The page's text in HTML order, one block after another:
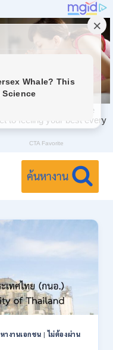
ค้นหางาน
หางานเอกชน |ไม่ต้องผ่าน